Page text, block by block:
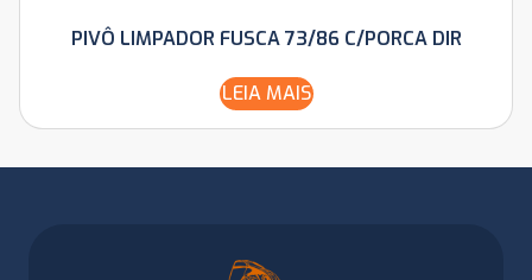
PIVÔ LIMPADOR FUSCA 73/86 C/PORCA DIR
LEIA MAIS